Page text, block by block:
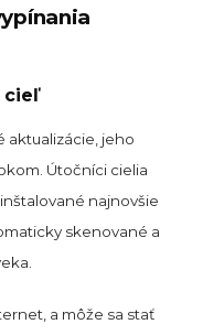
cieľ
aktualizácie, jeho
Útočníci cielia
najnovšie
skenované a
a môže sa stať